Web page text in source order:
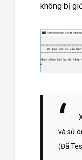
không bị
và sử
(Đã